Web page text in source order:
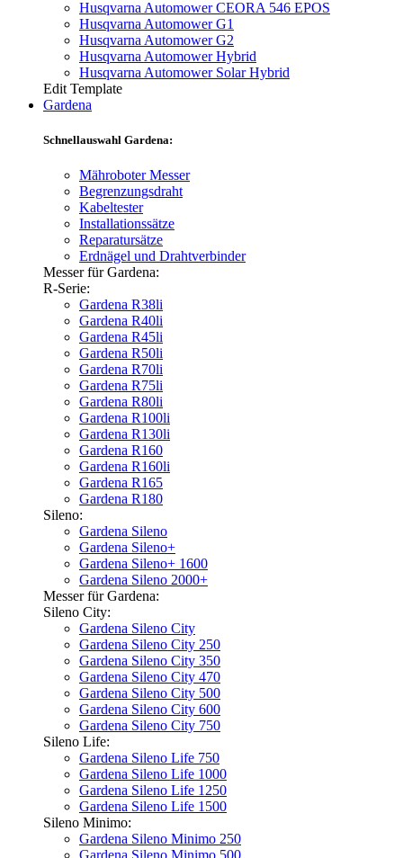
Husqvarna Automower CEORA 546 EPOS
Husqvarna Automower G1
Husqvarna Automower G2
Husqvarna Automower Hybrid
Husqvarna Automower Solar Hybrid
Edit Template
Gardena
Schnellauswahl Gardena:
Mähroboter Messer
Begrenzungsdraht
Kabeltester
Installationssätze
Reparatursätze
Erdnägel und Drahtverbinder
Messer für Gardena:
R-Serie:
Gardena R38li
Gardena R40li
Gardena R45li
Gardena R50li
Gardena R70li
Gardena R75li
Gardena R80li
Gardena R100li
Gardena R130li
Gardena R160
Gardena R160li
Gardena R165
Gardena R180
Sileno:
Gardena Sileno
Gardena Sileno+
Gardena Sileno+ 1600
Gardena Sileno 2000+
Messer für Gardena:
Sileno City:
Gardena Sileno City
Gardena Sileno City 250
Gardena Sileno City 350
Gardena Sileno City 470
Gardena Sileno City 500
Gardena Sileno City 600
Gardena Sileno City 750
Sileno Life:
Gardena Sileno Life 750
Gardena Sileno Life 1000
Gardena Sileno Life 1250
Gardena Sileno Life 1500
Sileno Minimo:
Gardena Sileno Minimo 250
Gardena Sileno Minimo 500